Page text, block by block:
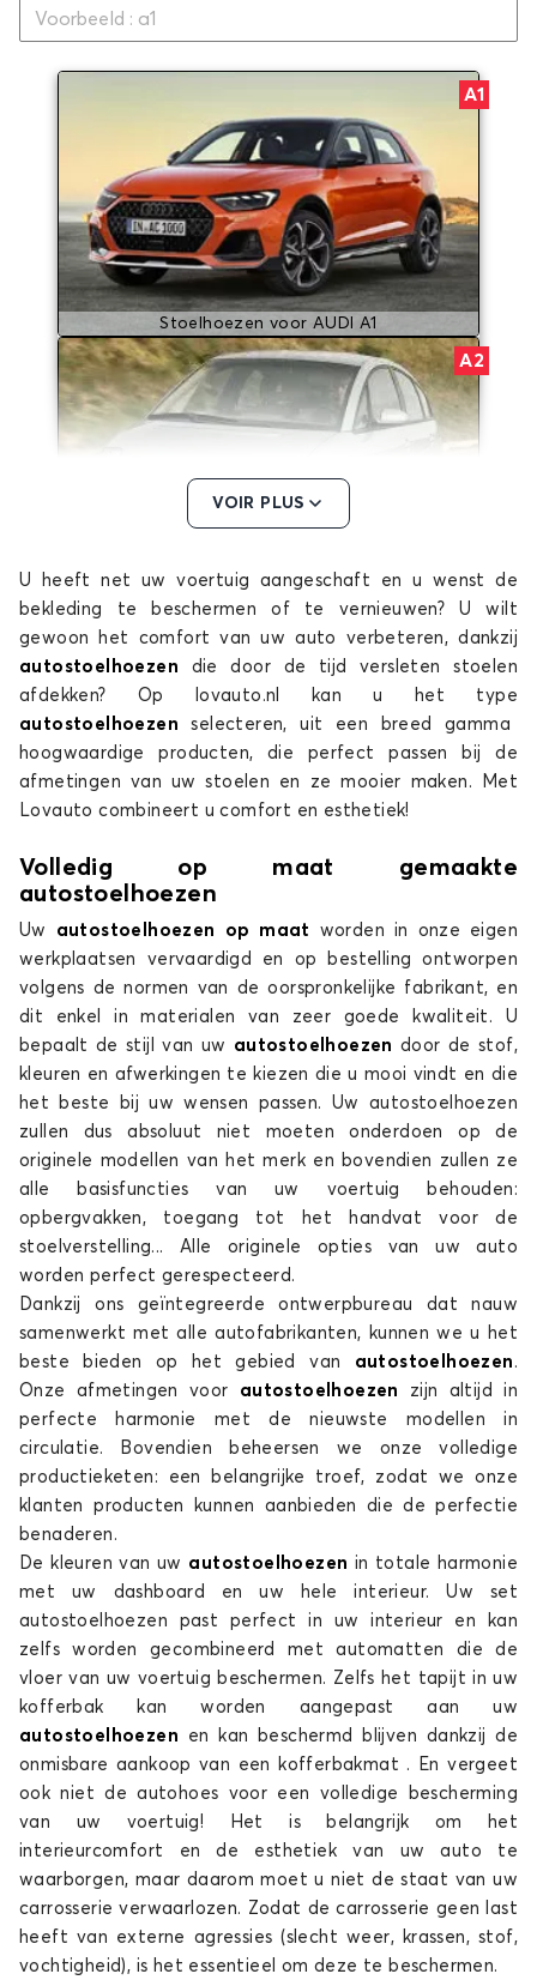
A1
Stoelhoezen voor AUDI A1
A2
Stoelhoezen voor AUDI A2
A3
Stoelhoezen voor AUDI A3
Stoelhoezen voor AUDI A4
A6
Stoelhoezen voor AUDI A6
Q2
Stoelhoezen voor AUDI Q2
Q5
VOIR PLUS
U heeft net uw voertuig aangeschaft en u wenst de
bekleding te beschermen of te vernieuwen? U wilt
gewoon het comfort van uw auto verbeteren, dankzij
autostoelhoezen die door de tijd versleten stoelen
afdekken? Op lovauto.nl kan u het type
autostoelhoezenselecteren, uit een breed gamma
hoogwaardige producten, die perfect passen bij de
afmetingen van uw stoelen en ze mooier maken. Met
Lovauto combineert u comfort en esthetiek!
Volledig op maat gemaakte
autostoelhoezen
Uw autostoelhoezen op maat worden in onze eigen
werkplaatsen vervaardigd en op bestelling ontworpen
volgens de normen van de oorspronkelijke fabrikant, en
dit enkel in materialen van zeer goede kwaliteit. U
bepaalt de stijl van uw autostoelhoezendoor de stof,
kleuren en afwerkingen te kiezen die u mooi vindt en die
het beste bij uw wensen passen. Uw autostoelhoezen
zullen dus absoluut niet moeten onderdoen op de
originele modellen van het merk en bovendien zullen ze
alle basisfuncties van uw voertuig behouden:
opbergvakken, toegang tot het handvat voor de
stoelverstelling... Alle originele opties van uw auto
worden perfect gerespecteerd.
Dankzij ons geïntegreerde ontwerpbureau dat nauw
samenwerkt met alle autofabrikanten, kunnen we u het
beste bieden op het gebied van autostoelhoezen .
Onze afmetingen voor autostoelhoezen zijn altijd in
perfecte harmonie met de nieuwste modellen in
circulatie. Bovendien beheersen we onze volledige
productieketen: een belangrijke troef, zodat we onze
klanten producten kunnen aanbieden die de perfectie
benaderen.
De kleuren van uw autostoelhoezen in totale harmonie
met uw dashboard en uw hele interieur. Uw set
autostoelhoezen past perfect in uw interieur en kan
zelfs worden gecombineerd met automatten die de
vloer van uw voertuig beschermen. Zelfs het tapijt in uw
kofferbak kan worden aangepast aan uw
autostoelhoezen en kan beschermd blijven dankzij de
onmisbare aankoop van een kofferbakmat . En vergeet
ook niet de autohoes voor een volledige bescherming
van uw voertuig! Het is belangrijk om het
interieurcomfort en de esthetiek van uw auto te
waarborgen, maar daarom moet u niet de staat van uw
carrosserie verwaarlozen. Zodat de carrosserie geen last
heeft van externe agressies (slecht weer, krassen, stof,
vochtigheid), is het essentieel om deze te beschermen.